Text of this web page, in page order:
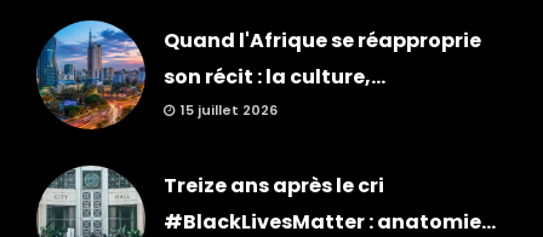
Quand l'Afrique se réapproprie
son récit : la culture,...
15 juillet 2026
Treize ans après le cri
#BlackLivesMatter : anatomie...